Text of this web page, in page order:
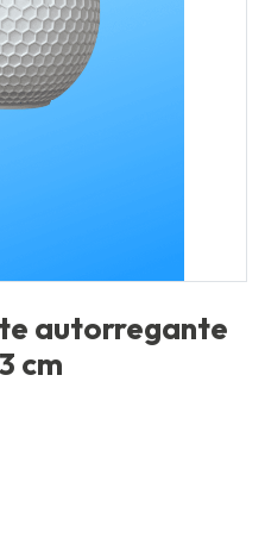
autorregante
cm